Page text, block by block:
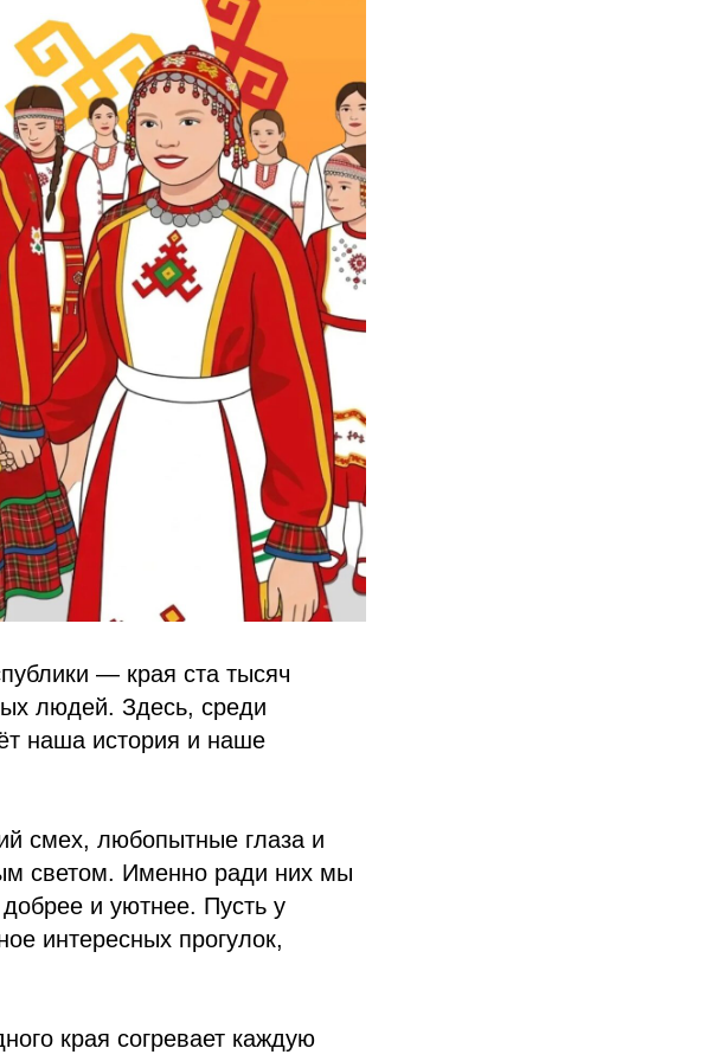
— края ста тысяч
людей. Здесь, среди
наша история и наше
смех, любопытные глаза и
светом. Именно ради них мы
и уютнее. Пусть у
интересных прогулок,
края согревает каждую